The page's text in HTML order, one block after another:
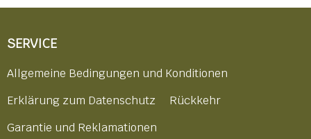
SERVICE
Allgemeine Bedingungen und Konditionen
Erklärung zum Datenschutz
Rückkehr
Garantie und Reklamationen